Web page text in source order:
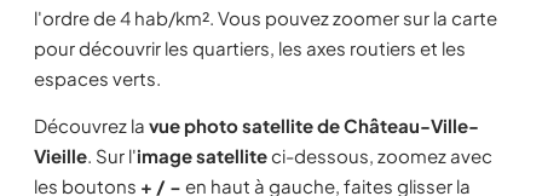
l'ordre de 4 hab/km². Vous pouvez zoomer sur la carte
pour découvrir les quartiers, les axes routiers et les
espaces verts.
Découvrez la vue photo satellite de Château-Ville-
Vieille. Sur l'image satelliteci-dessous, zoomez avec
les boutons + / − en haut à gauche, faites glisser la